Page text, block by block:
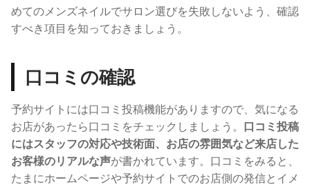
めてのメンズネイルでサロン選びを失敗しないよう、確認
すべき項目を知っておきましょう。
口コミの確認
予約サイトには口コミ投稿機能がありますので、気になる
お店があったら口コミをチェックしましょう。 口コミ投稿
にはスタッフの対応や技術面、お店の雰囲気など来店した
お客様のリアルな声が書かれています。 口コミをみると、
たまにホームページや予約サイトでのお店側の発信とイメ